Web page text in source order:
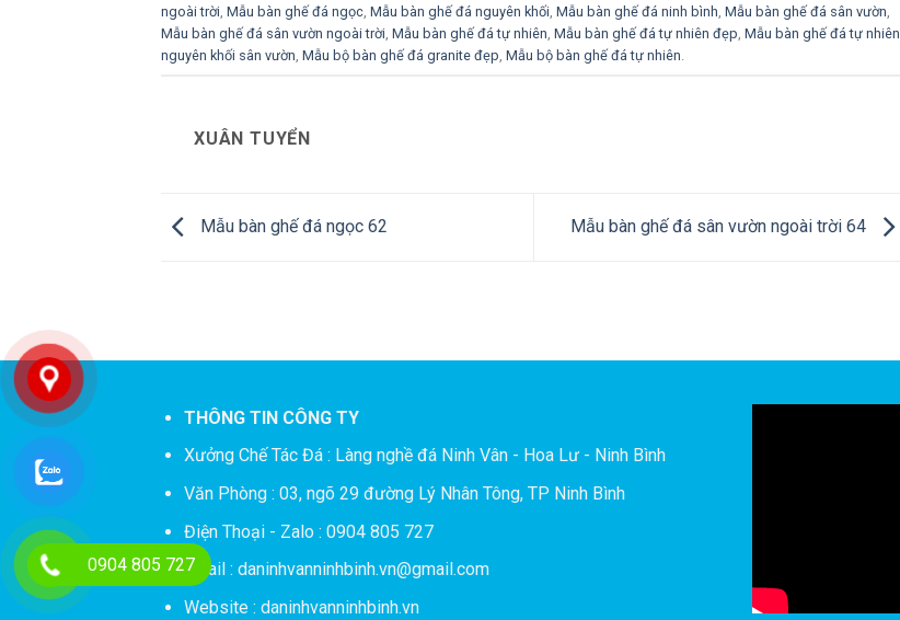
ngoài trời Mẫu bàn ghế đá ngọc Mẫu bàn ghế đá nguyên khối Mẫu bàn ghế đá ninh bình Mẫu bàn ghế đá sân vườn
Mẫu bàn ghế đá sân vườn ngoài trời Mẫu bàn ghế đá tự nhiên Mẫu bàn ghế đá tự nhiên đẹp Mẫu bàn ghế đá tự nhiên
nguyên khối sân vườn Mẫu bộ bàn ghế đá granite đẹp Mẫu bộ bàn ghế đá tự nhiên
XUÂN TUYỂN
Mẫu bàn ghế đá ngọc 62 Mẫu bàn ghế đá sân vườn ngoài trời 64
THÔNG TIN CÔNG TY
Xưởng Chế Tác Đá : Làng nghề đá Ninh Vân - Hoa Lư - Ninh Bình
Văn Phòng : 03, ngõ 29 đường Lý Nhân Tông, TP Ninh Bình
Điện Thoại - Zalo : 0904 805 727
Email : daninhvanninhbinh.vn@gmail.com
Website : daninhvanninhbinh.vn
0904 805 727